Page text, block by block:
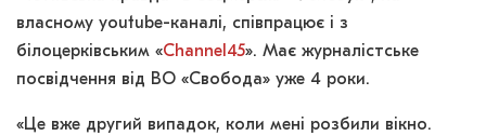
власному youtube-каналі, співпрацює і з
білоцерківським «Channel45». Має журналістське
посвідчення від ВО «Свобода» уже 4 роки.
«Це вже другий випадок, коли мені розбили вікно.